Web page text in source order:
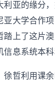
亚的缘分，
亚大学合作
踏上了这片
信息系统本
哲利用课余